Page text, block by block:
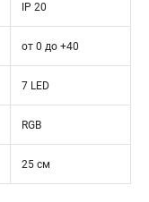
IP 20
от 0 до +40
7 LED
RGB
25 см